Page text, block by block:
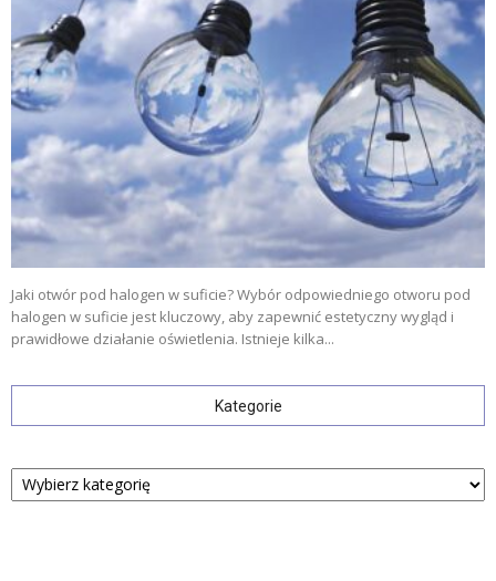
Jaki otwór pod halogen w suficie? Wybór odpowiedniego otworu pod
halogen w suficie jest kluczowy, aby zapewnić estetyczny wygląd i
prawidłowe działanie oświetlenia. Istnieje kilka...
Kategorie
Kategorie